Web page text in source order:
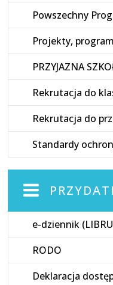
Powszechny
Projekty,
PRZYJAZNA
Rekrutacja do
Rekrutacja do
Standardy
e-dziennik
RODO
Deklaracja